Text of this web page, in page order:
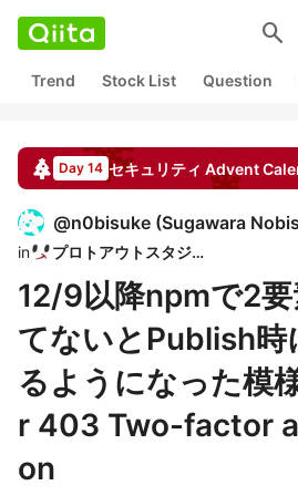
search
Trend Stock List Question
Day 14 セキュリティ Advent
@n0bisuke (Sugawara
in プロトアウトスタジオ
12/9以降npmで2要
てないとPublish時
るようになった模
r 403 Two-factor
on